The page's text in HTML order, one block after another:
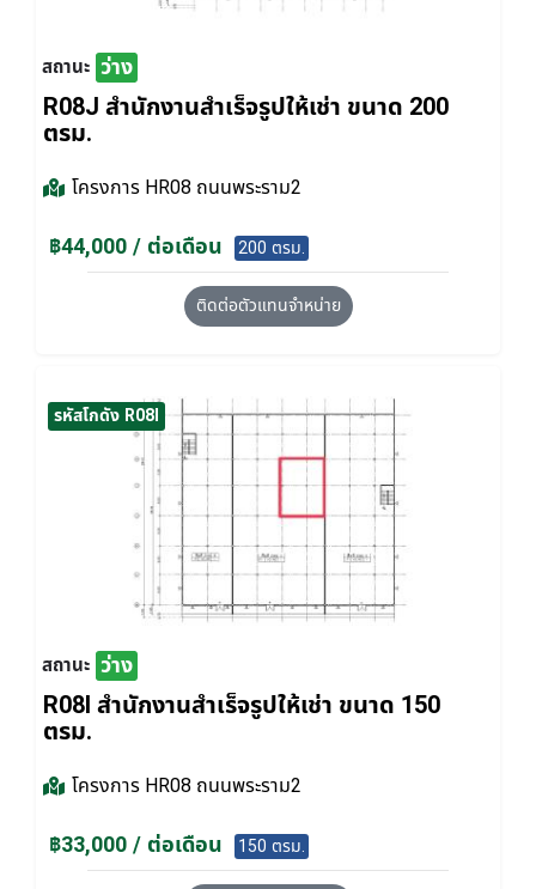
สถานะ ว่าง
R08J สำนักงานสำเร็จรูปให้เช่า ขนาด 200
ตรม.
โครงการ HR08 ถนนพระราม2
฿44,000 / ต่อเดือน 200 ตรม.
ติดต่อตัวแทนจำหน่าย
รหัสโกดัง R08I
สถานะ ว่าง
R08I สำนักงานสำเร็จรูปให้เช่า ขนาด 150
ตรม.
โครงการ HR08 ถนนพระราม2
฿33,000 / ต่อเดือน 150 ตรม.